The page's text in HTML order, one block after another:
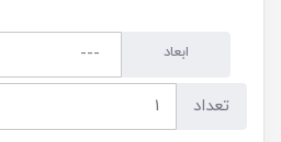
ابعاد
تعداد